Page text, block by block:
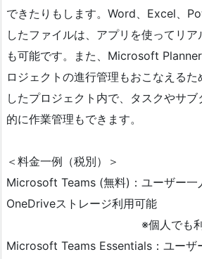
できたりもします。Word、Excel、
したファイルは、アプリを使ってリ
も可能です。また、Microsoft
ロジェクトの進行管理もおこなえる
したプロジェクト内で、タスクやサ
的に作業管理もできます。
＜料金一例（税別）＞
Microsoft Teams (無料)：ユーザー一
OneDriveストレージ利用可能
※個人でも利用
Microsoft Teams Essentials：ユーザ